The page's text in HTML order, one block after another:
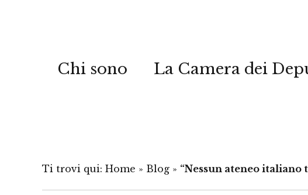
Chi sono La Camera dei
Ti trovi qui: Home » Blog » “Nessun ateneo